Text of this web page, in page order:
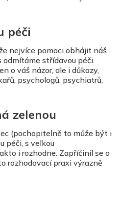
péči
nejvíce pomoci obhájit náš
odmítáme střídavou péči.
o váš názor, ale i důkazy,
psychologů, psychiatrů,
zelenou
(pochopitelně to může být i
péči, s velkou
i rozhodne. Zapříčinil se o
rozhodovací praxi výrazně